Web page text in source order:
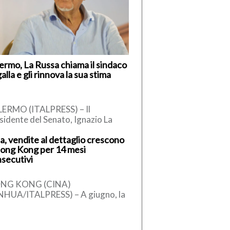
La Russa chiama il sindaco
e gli rinnova la sua stima
(ITALPRESS) – Il
del Senato, Ignazio La
ha telefonato al sindaco
[…]
vendite al dettaglio crescono
Kong per 14 mesi
KONG (CINA)
ITALPRESS) – A giugno, la